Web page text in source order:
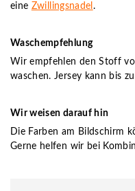
eine Zwillingsnadel .
Waschempfehlung
Wir empfehlen den Stoff
waschen. Jersey kann bis
Wir weisen darauf hin
Die Farben am Bildschirm
Gerne helfen wir bei